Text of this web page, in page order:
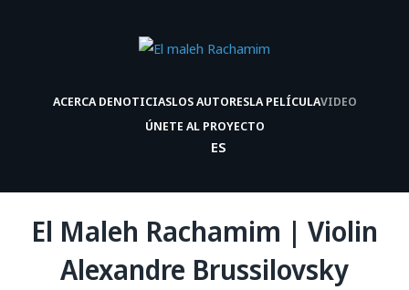
ACERCA DENOTICIASLOS AUTORESLA PELÍCULAVIDEO
ÚNETE AL PROYECTO
ES
El Maleh Rachamim | Violin
Alexandre Brussilovsky